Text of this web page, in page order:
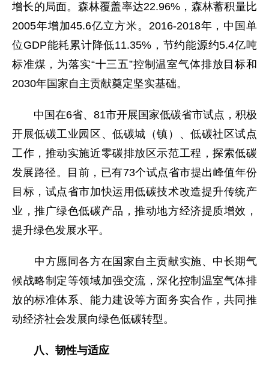
增长的局面。森林覆盖率达22.96%，森林蓄积量比
2005年增加45.6亿立方米。2016-2018年，中国单
位GDP能耗累计降低11.35%，节约能源约5.4亿吨
标准煤，为落实“十三五”控制温室气体排放目标和
2030年国家自主贡献奠定坚实基础。
中国在6省、81市开展国家低碳省市试点，积极
开展低碳工业园区、低碳城（镇）、低碳社区试点
工作，推动实施近零碳排放区示范工程，探索低碳
发展路径。目前，已有73个试点省市提出峰值年份
目标，试点省市加快运用低碳技术改造提升传统产
业，推广绿色低碳产品，推动地方经济提质增效，
提升绿色发展水平。
中方愿同各方在国家自主贡献实施、中长期气
候战略制定等领域加强交流，深化控制温室气体排
放的标准体系、能力建设等方面务实合作，共同推
动经济社会发展向绿色低碳转型。
八、韧性与适应